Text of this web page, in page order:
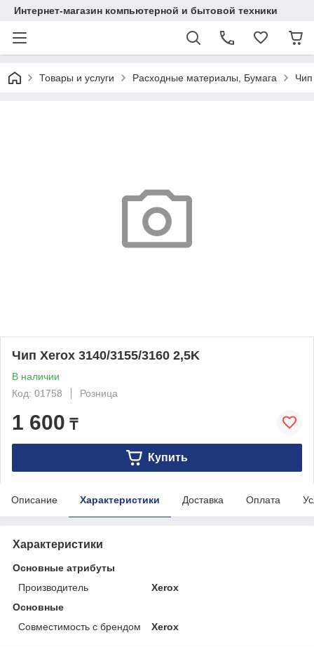
Интернет-магазин компьютерной и бытовой техники
Товары и услуги Расходные материалы, Бумага
Чип Xerox 3140/3155/3160 2,5K
В наличии
Код: 01758
Розница
1 600 ₸
Купить
Описание Характеристики Доставка Оплата
Характеристики
Основные атрибуты
Производитель
Xerox
Основные
Совместимость с брендом
Xerox